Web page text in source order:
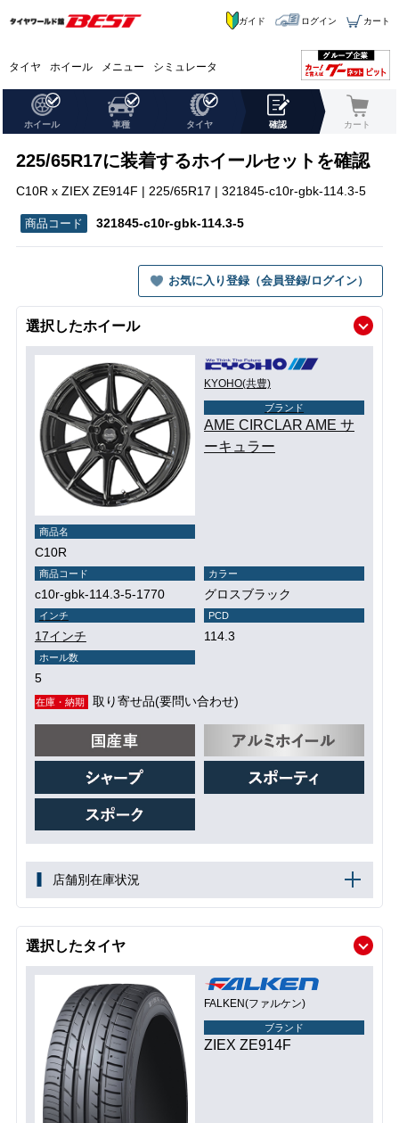
タイヤ ホイール メニュー シミュレータ
ガイド ログイン カート
ホイール 車種 タイヤ 確認 カート
225/65R17に装着するホイールセットを確認
C10R x ZIEX ZE914F | 225/65R17 | 321845-c10r-gbk-114.3-5
321845-c10r-gbk-114.3-5
お気に入り登録（会員登録/ログイン）
選択したホイール
KYOHO(共豊)
ブランド
AME CIRCLAR AME サ
ーキュラー
商品名
C10R
商品コード
c10r-gbk-114.3-5-1770
カラー
グロスブラック
インチ
17インチ
PCD
114.3
ホール数
5
在庫・納期 取り寄せ品(要問い合わせ)
店舗別在庫状況
選択したタイヤ
FALKEN(ファルケン)
ブランド
ZIEX ZE914F